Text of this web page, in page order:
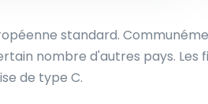
standard.
nombre d'autres pays.
de type C.